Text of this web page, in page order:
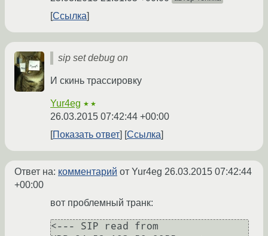
Ссылка
sip set debug on
И скинь трассировку
Yur4eg ★★
26.03.2015 07:42:44 +00:00
Показать ответ
Ссылка
Ответ на: комментарий от Yur4eg 26.03.2015 07:42:44
+00:00
вот проблемный транк:
<--- SIP read from